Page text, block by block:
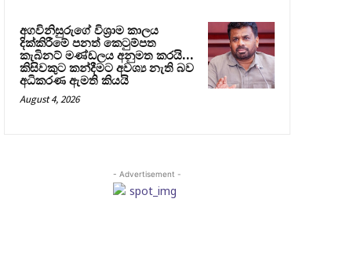
අගවිනිසුරුගේ විශ්‍රාම කාලය
දික්කිරීමේ පනත් කෙටුම්පත
කැබිනට් මණ්ඩලය අනුමත කරයි…
කිසිවකුට කන්දීමට අවශ්‍ය නැති බව
අධිකරණ ඇමති කියයි
August 4, 2026
- Advertisement -